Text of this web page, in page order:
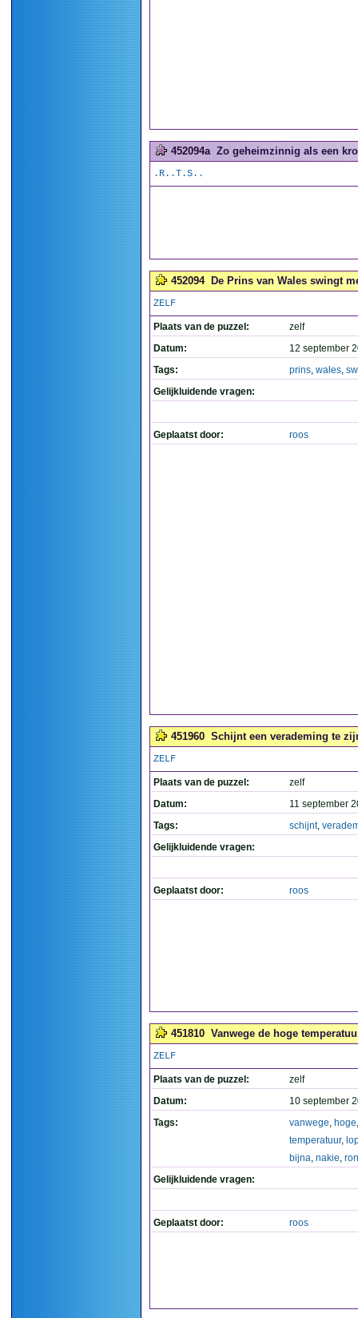
452094a Zo geheimzinnig als een
.R..T.S..
452094 De Prins van Wales swingt
ZELF
Plaats van de puzzel:
zelf
Datum:
12 september
Tags:
prins, wales,
Gelijkluidende vragen:
Geplaatst door: roos
451960 Schijnt een verademing te
ZELF
Plaats van de puzzel:
zelf
Datum:
11 september
Tags:
schijnt,
Gelijkluidende vragen:
Geplaatst door: roos
451810 Vanwege de hoge
ZELF
Plaats van de puzzel:
zelf
Datum:
10 september
Tags:
vanwege, hoge,
temperatuur,
bijna, nakie,
Gelijkluidende vragen:
Geplaatst door: roos